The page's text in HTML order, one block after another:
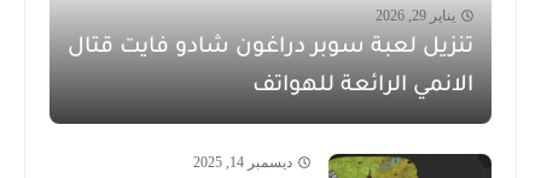
يناير 29, 2026
تنزيل لعبة سوبر دراغون شادو فايت قتال
الانمي الرائعة للهواتف
ديسمبر 14, 2025